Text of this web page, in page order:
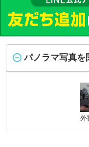
パノラマ写真を
外